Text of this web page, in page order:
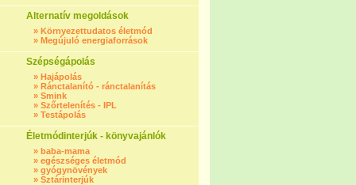
Alternatív megoldások
» Környezettudatos életmód
» Megújuló energiaforrások
Szépségápolás
» Hajápolás
» Ránctalanító - ránctalanítás
» Smink
» Szőrtelenítés - IPL
» Testápolás
Életmódinterjúk - könyvajánlók
» baba-mama
» egészséges életmód
» gyógynövények
» Sztárinterjúk